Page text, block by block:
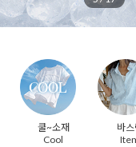
쿨~소재
Cool
바